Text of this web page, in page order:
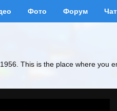
Фото Форум Чат
This is the place where you